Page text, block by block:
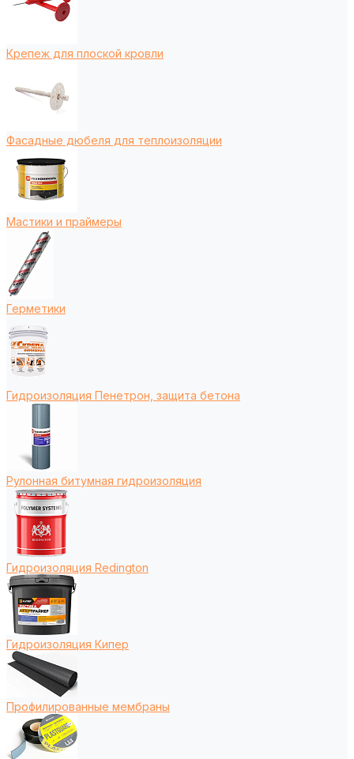
Крепеж для плоской кровли
Фасадные дюбеля для теплоизоляции
Мастики и праймеры
Герметики
Гидроизоляция Пенетрон, защита бетона
Рулонная битумная гидроизоляция
Гидроизоляция Redington
Гидроизоляция Кипер
Профилированные мембраны